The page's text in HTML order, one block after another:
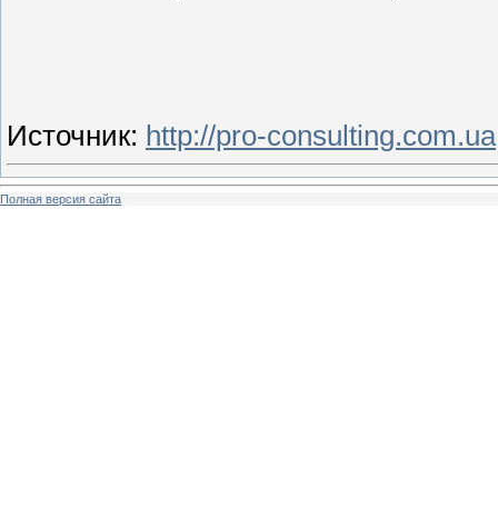
Источник: http://pro-consulting.com.ua
Полная версия сайта